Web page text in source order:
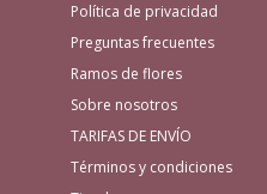
Política de privacidad
Preguntas frecuentes
Ramos de flores
Sobre nosotros
TARIFAS DE ENVÍO
Términos y condiciones